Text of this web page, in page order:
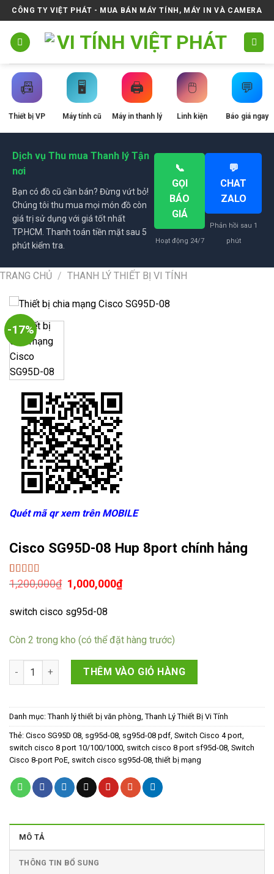
Skip
to
content
CÔNG TY VIỆT PHÁT - MUA BÁN MÁY TÍNH, MÁY IN VÀ CAMERA
📠
Thiết bị VP
🖥️
Máy tính cũ
🖨️
Máy in thanh lý
🖱️
Linh kiện
💬
Báo giá ngay
Dịch vụ Thu mua Thanh lý Tận
nơi
Bạn có đồ cũ cần bán? Đừng vứt bỏ!
Chúng tôi thu mua mọi món đồ còn
giá trị sử dụng với giá tốt nhất
TP.HCM. Thanh toán tiền mặt sau 5
phút kiểm tra.
📞
GỌI
BÁO
GIÁ
Hoạt động 24/7
💬
CHAT
ZALO
Phản hồi sau 1
phút
TRANG CHỦ / THANH LÝ THIẾT BỊ VI TÍNH
-17%
Quét mã qr xem trên MOBILE
Cisco SG95D-08 Hup 8port chính hảng
5.00trên 5
dựa trên
2
1,200,000₫ Giá
gốc
là:
1,200,000₫.
1,000,000₫Giá
switch cisco sg95d-08
Còn 2 trong kho (có thể đặt hàng trước)
Cisco SG95D-08 Hup 8port chính hảng số lượng
THÊM VÀO GIỎ HÀNG
Danh mục: Thanh lý thiết bị văn phòng, Thanh Lý Thiết Bị Vi Tính
Thẻ: Cisco SG95D 08, sg95d-08, sg95d-08 pdf, Switch Cisco 4 port,
switch cisco 8 port 10/100/1000, switch cisco 8 port sf95d-08, Switch
Cisco 8-port PoE, switch cisco sg95d-08,thiết bị mạng
MÔ TẢ
THÔNG TIN BỔ SUNG